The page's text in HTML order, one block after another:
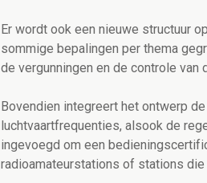
Er wordt ook een nieuwe structuur
sommige bepalingen per thema
de vergunningen en de controle
Bovendien integreert het ontwerp
luchtvaartfrequenties, alsook de
ingevoegd om een
radioamateurstations of stations